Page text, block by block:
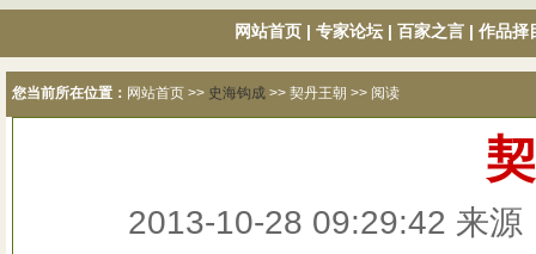
网站首页 | 专家论坛 | 百家之言 | 作品择
您当前所在位置： 网站首页 >> 史海钩成 >> 契丹王朝 >> 阅读
2013-10-28 09:29:42 来源